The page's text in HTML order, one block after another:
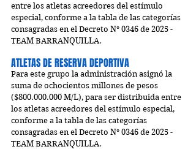
entre los atletas acreedores del estímulo
especial, conforme a la tabla de las categorías
consagradas en el Decreto N° 0346 de 2025 -
TEAM BARRANQUILLA.
ATLETAS DE RESERVA DEPORTIVA
Para este grupo la administración asignó la
suma de ochocientos millones de pesos
($800.000.000 M/L), para ser distribuida entre
los atletas acreedores del estímulo especial,
conforme a la tabla de las categorías
consagradas en el Decreto N° 0346 de 2025 -
TEAM BARRANQUILLA.